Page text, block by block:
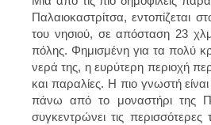
Παλαιοκαστρίτσα, εντοπίζεται
του νησιού, σε απόσταση 23
πόλης. Φημισμένη για τα πολύ
νερά της, η ευρύτερη περιοχή
και παραλίες. Η πιο γνωστή
πάνω από το μοναστήρι της
συγκεντρώνει τις περισσότερες